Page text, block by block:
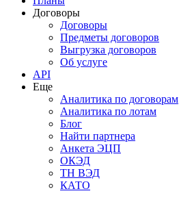
Договоры
Договоры
Предметы договоров
Выгрузка договоров
Об услуге
API
Еще
Аналитика по договорам
Аналитика по лотам
Блог
Найти партнера
Анкета ЭЦП
ОКЭД
ТН ВЭД
КАТО